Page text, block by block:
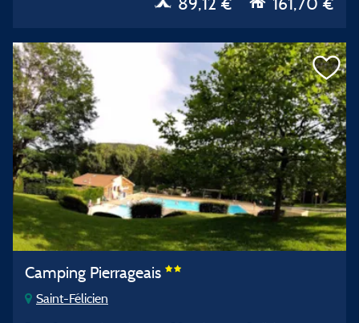
Camping Pierrageais
Saint-Félicien